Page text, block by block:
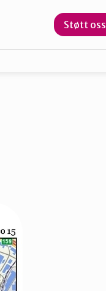
Støtt oss